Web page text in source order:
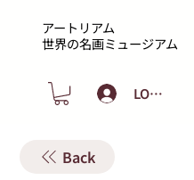
アートリアム
​世界の名画ミュージアム
LOGIN
Back